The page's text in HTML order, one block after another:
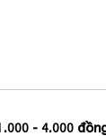
- 4.000